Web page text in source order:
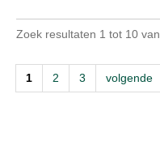
Zoek resultaten 1 tot 10
1 2 3 volgende